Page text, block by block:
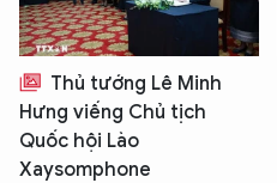
Thủ tướng Lê Minh
Hưng viếng Chủ tịch
Quốc hội Lào
Xaysomphone